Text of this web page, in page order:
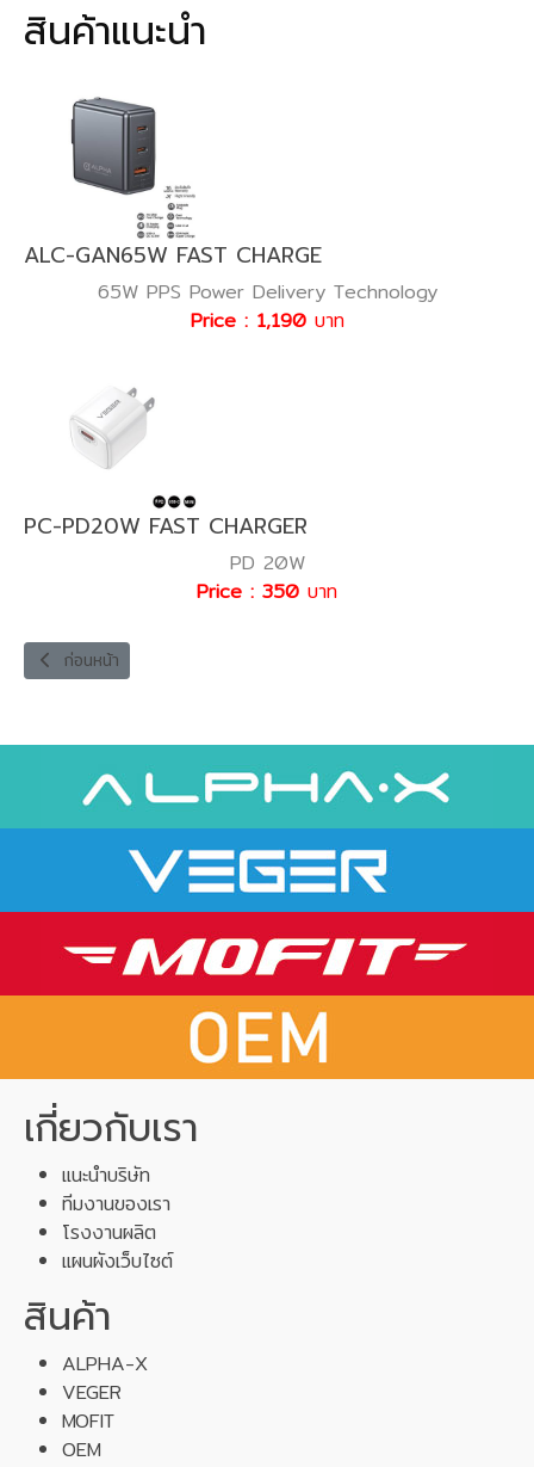
สินค้าแนะนำ
ALC-GAN65W FAST CHARGE
65W PPS Power Delivery Technology
Price : 1,190บาท
PC-PD20W FAST CHARGER
PD 20W
Price : 350 บาท
เนื้อหาก่อนหน้า: PC-AC20W FAST CHARGER
ก่อนหน้า
เกี่ยวกับเรา
แนะนำบริษัท
ทีมงานของเรา
โรงงานผลิต
แผนผังเว็บไซต์
สินค้า
ALPHA-X
VEGER
MOFIT
OEM